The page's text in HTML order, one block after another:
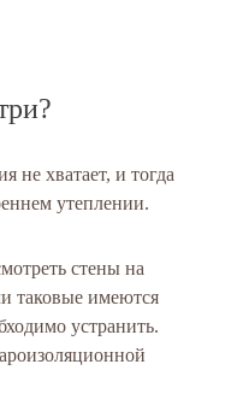
не хватает, и тогда
утеплении.
стены на
таковые имеются
устранить.